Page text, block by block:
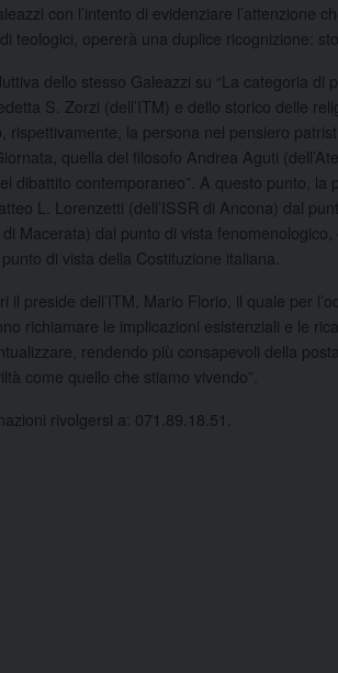
con l’intento di evidenziare l’attenzione
teologici, opererà una duplice ricognizione:
dello stesso Galeazzi su “La categoria di
S. Zorzi (dell’ITM) e dello storico delle
rispettivamente, la persona nel pensiero
quella del filosofo Andrea Aguti
dibattito contemporaneo”. A questo punto,
L. Lorenzetti (dell’ISSR di Ancona) dal
Macerata) dal punto di vista
di vista della Costituzione italiana.
il preside dell’ITM, Mario Florio, il quale per
richiamare le implicazioni esistenziali e le
rendendo più consapevoli della
come quello che stiamo vivendo”.
rivolgersi a: 071.89.18.51.